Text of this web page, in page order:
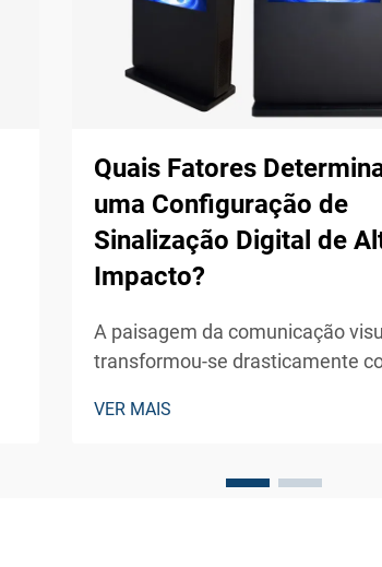
Quais Fatores
uma Configuração de
Sinalização Digital de
Impacto?
A paisagem da comunicação
transformou-se drasticamente
digital externa que cativam o
empresas modernas dependem
VER MAIS